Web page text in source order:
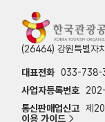
(26464) 강원특별자
대표전화 033-738-
사업자등록번호
통신판매업신고 제
이용 가이드